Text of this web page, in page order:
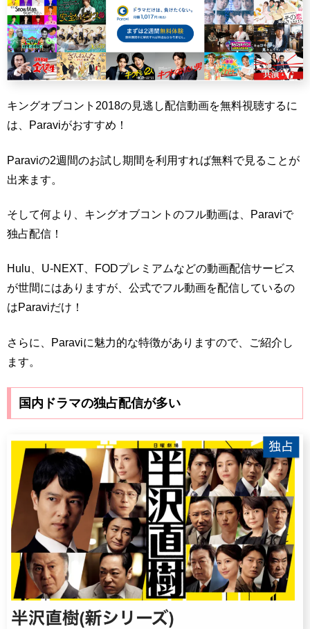
キングオブコント2018の見逃し配信動画を無料視聴するに
は、Paraviがおすすめ！
Paraviの2週間のお試し期間を利用すれば無料で見ることが
出来ます。
そして何より、キングオブコントのフル動画は、Paraviで
独占配信！
Hulu、U-NEXT、FODプレミアムなどの動画配信サービス
が世間にはありますが、公式でフル動画を配信しているの
はParaviだけ！
さらに、Paraviに魅力的な特徴がありますので、ご紹介し
ます。
国内ドラマの独占配信が多い